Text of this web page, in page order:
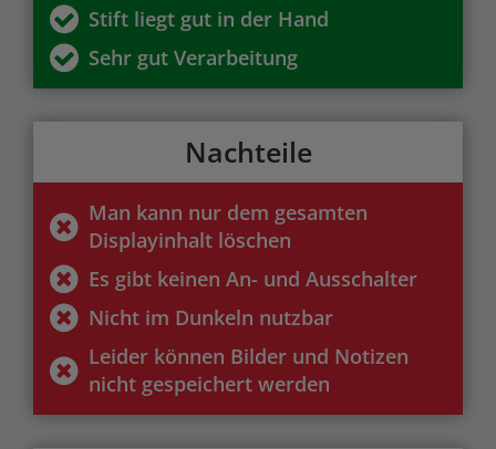
Stift liegt gut in der Hand
Sehr gut Verarbeitung
Nachteile
Man kann nur dem gesamten
Displayinhalt löschen
Es gibt keinen An- und Ausschalter
Nicht im Dunkeln nutzbar
Leider können Bilder und Notizen
nicht gespeichert werden